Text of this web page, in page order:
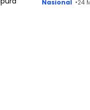
Nasional 24